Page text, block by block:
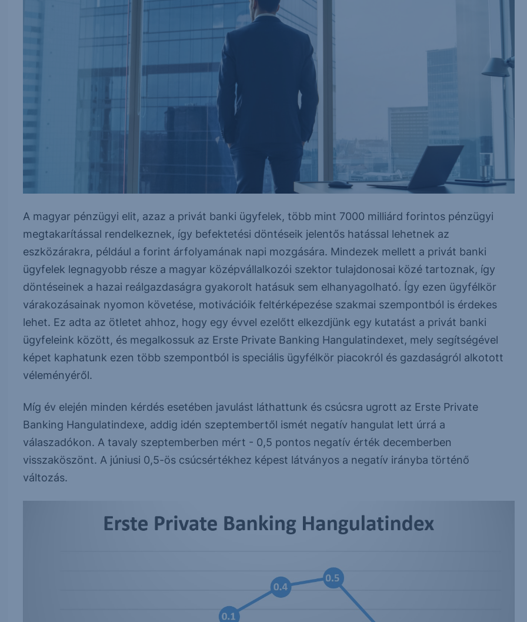
A magyar pénzügyi elit, azaz a privát banki ügyfelek, több mint 7000 milliárd forintos pénzügyi
megtakarítással rendelkeznek, így befektetési döntéseik jelentős hatással lehetnek az
eszközárakra, például a forint árfolyamának napi mozgására. Mindezek mellett a privát banki
ügyfelek legnagyobb része a magyar középvállalkozói szektor tulajdonosai közé tartoznak, így
döntéseinek a hazai reálgazdaságra gyakorolt hatásuk sem elhanyagolható. Így ezen ügyfélkör
várakozásainak nyomon követése, motivációik feltérképezése szakmai szempontból is érdekes
lehet. Ez adta az ötletet ahhoz, hogy egy évvel ezelőtt elkezdjünk egy kutatást a privát banki
ügyfeleink között, és megalkossuk az Erste Private Banking Hangulatindexet, mely segítségével
képet kaphatunk ezen több szempontból is speciális ügyfélkör piacokról és gazdaságról alkotott
véleményéről.
Míg év elején minden kérdés esetében javulást láthattunk és csúcsra ugrott az Erste Private
Banking Hangulatindexe, addig idén szeptembertől ismét negatív hangulat lett úrrá a
válaszadókon. A tavaly szeptemberben mért - 0,5 pontos negatív érték decemberben
visszaköszönt. A júniusi 0,5-ös csúcsértékhez képest látványos a negatív irányba történő
változás.